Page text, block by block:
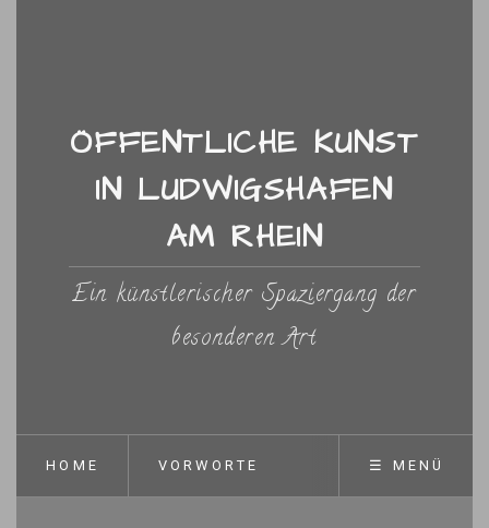
ÖFFENTLICHE KUNST
IN LUDWIGSHAFEN
AM RHEIN
Ein künstlerischer Spaziergang der
besonderen Art
HOME VORWORTE ☰ MENÜ